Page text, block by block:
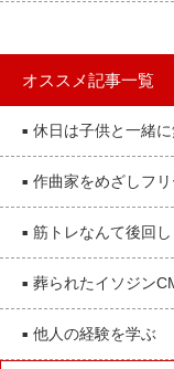
オススメ記事一覧
■ 休日は子供と一緒
■ 作曲家をめざしフ
■ 筋トレなんて後回し
■ 葬られたイソジン
■ 他人の経験を学ぶ